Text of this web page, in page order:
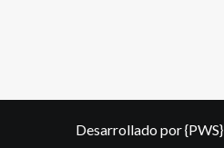
Desarrollado por{PWS}